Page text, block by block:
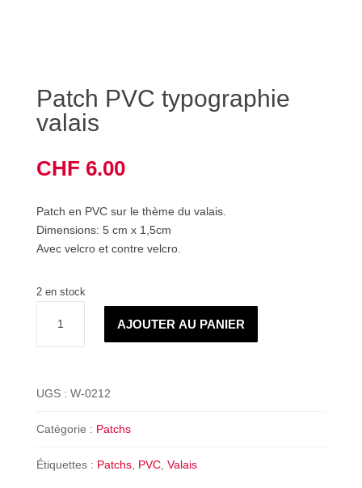
Patch PVC typographie
valais
CHF 6.00
Patch en PVC sur le thème du valais.
Dimensions: 5 cm x 1,5cm
Avec velcro et contre velcro.
2 en stock
Patch
AJOUTER AU PANIER
UGS : W-0212
Catégorie : Patchs
Étiquettes : Patchs, PVC, Valais